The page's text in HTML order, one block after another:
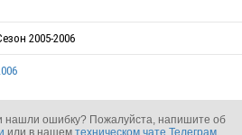
2005-2006
нашли ошибку? Пожалуйста, напишите об
или в нашем техническом чате Телеграм